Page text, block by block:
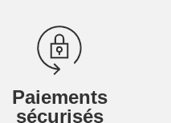
Paiements
sécurisés